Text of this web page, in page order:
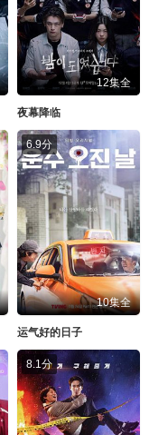
12集全
夜幕降临
6.9分
10集全
运气好的日子
8.1分